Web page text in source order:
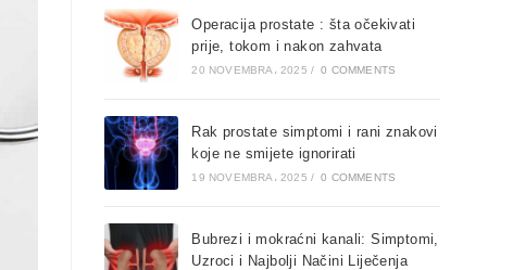
Operacija prostate : šta očekivati
prije, tokom i nakon zahvata
20 NOVEMBRA، 2025 / 0 COMMENTS
Rak prostate simptomi i rani znakovi
koje ne smijete ignorirati
19 NOVEMBRA، 2025 / 0 COMMENTS
Bubrezi i mokraćni kanali: Simptomi,
Uzroci i Najbolji Načini Liječenja